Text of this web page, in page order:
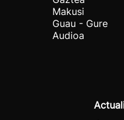
Makusi
Guau - Gure
Audioa